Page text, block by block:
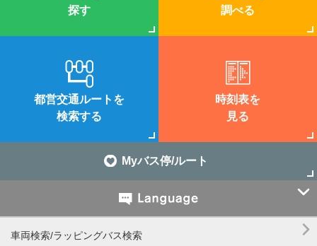
探す
調べる
都営交通ルートを
検索する
時刻表を
見る
Myバス停/ルート

車両検索/ラッピングバス検索 